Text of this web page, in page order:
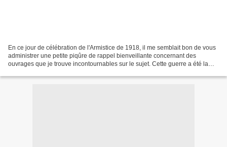
En ce jour de célébration de l'Armistice de 1918, il me semblait bon de vous
administrer une petite piqûre de rappel bienveillante concernant des
ouvrages que je trouve incontournables sur le sujet. Cette guerre a été la